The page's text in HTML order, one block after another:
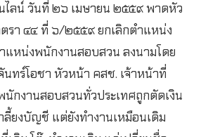
ไลน์ วันที่ ๒๖ เมษายน ๒๕๕๙ พาดหัว
ตรา ๔๔ ที่ ๖/๒๕๕๙ ยกเลิกตำแหน่ง
แหน่งพนักงานสอบสวน ลงนามโดย
นทร์โอชา หัวหน้า คสช. เจ้าหน้าที่
กงานสอบสวนทั่วประเทศถูกตัดเงิน
ยงบัญชี แต่ยังทำงานเหมือนเดิม